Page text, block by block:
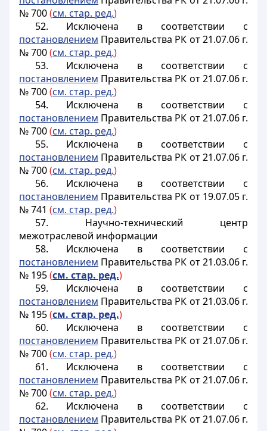
№ 700(см. стар. ред.)
52. Исключена в соответствии с
постановлением Правительства РК от 21.07.06 г.
№ 700(см. стар. ред.)
53. Исключена в соответствии с
постановлением Правительства РК от 21.07.06 г.
№ 700(см. стар. ред.)
54. Исключена в соответствии с
постановлением Правительства РК от 21.07.06 г.
№ 700(см. стар. ред.)
55. Исключена в соответствии с
постановлением Правительства РК от 21.07.06 г.
№ 700(см. стар. ред.)
56. Исключена в соответствии с
постановлением Правительства РК от 19.07.05 г.
№ 741 (см. стар. ред.)
57. Научно-технический центр
межотраслевой информации
58. Исключена в соответствии с
постановлением Правительства РК от 21.03.06 г.
№ 195(см. стар. ред.)
59. Исключена в соответствии с
постановлением Правительства РК от 21.03.06 г.
№ 195(см. стар. ред.)
60. Исключена в соответствии с
постановлением Правительства РК от 21.07.06 г.
№ 700(см. стар. ред.)
61. Исключена в соответствии с
постановлением Правительства РК от 21.07.06 г.
№ 700(см. стар. ред.)
62. Исключена в соответствии с
постановлением Правительства РК от 21.07.06 г.